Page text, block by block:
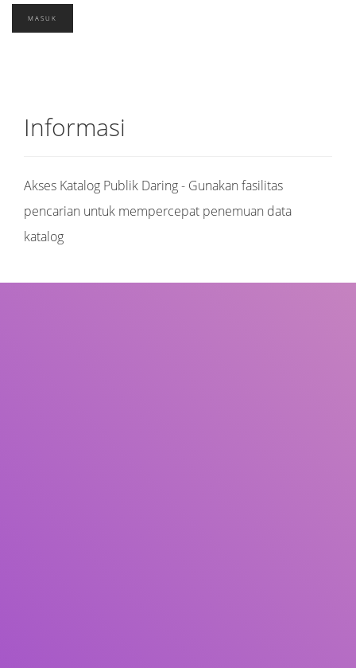
Informasi
Akses Katalog Publik Daring - Gunakan fasilitas
pencarian untuk mempercepat penemuan data
katalog